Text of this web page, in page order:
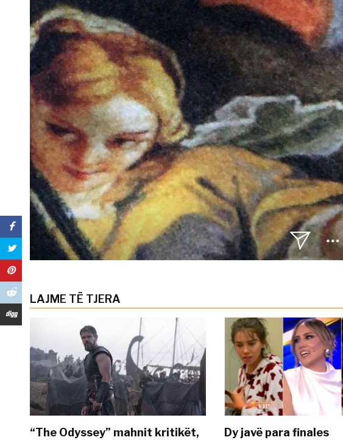
LAJME TË TJERA
“The Odyssey” mahnit kritikët,
Dy javë para finales